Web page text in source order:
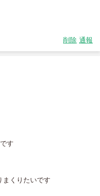
削除 通報
す
まくりたいです